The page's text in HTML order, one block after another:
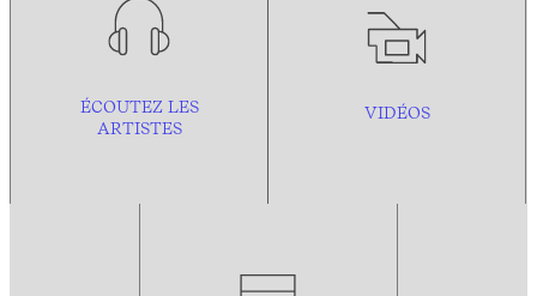
ÉCOUTEZ LES
ARTISTES
VIDÉOS